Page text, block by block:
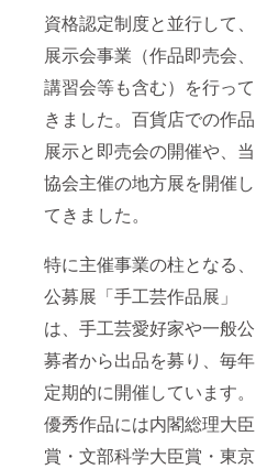
資格認定制度と並行して、
展示会事業（作品即売会、
講習会等も含む）を行って
きました。百貨店での作品
展示と即売会の開催や、当
協会主催の地方展を開催し
てきました。
特に主催事業の柱となる、
公募展「手工芸作品展」
は、手工芸愛好家や一般公
募者から出品を募り、毎年
定期的に開催しています。
優秀作品には内閣総理大臣
賞・文部科学大臣賞・東京